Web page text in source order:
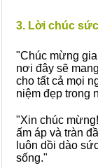
3. Lời chúc
"Chúc mừng
nơi đây sẽ
cho tất cả mọi
niệm đẹp trong
"Xin chúc
ấm áp và tràn
luôn dồi dào
sống."